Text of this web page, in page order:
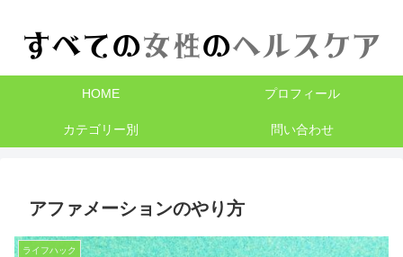
HOME プロフィール
カテゴリー別 問い合わせ
アファメーションのやり方
ライフハック